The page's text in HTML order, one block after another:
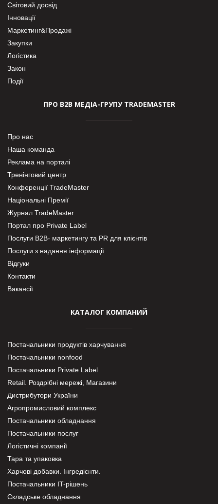
Світовий досвід
Інновації
Маркетинг&Продажі
Закупки
Логістика
Закон
Події
ПРО В2В МЕДІА-ГРУПУ TRADEMASTER
Про нас
Наша команда
Реклама на порталі
Тренінговий центр
Конференції TradeMaster
Національні Премії
Журнал TradeMaster
Портал про Private Label
Послуги В2В- маркетингу та PR для клієнтів
Послуги з надання інформації
Відгуки
Контакти
Вакансії
КАТАЛОГ КОМПАНИЙ
Постачальники продуктів харчування
Постачальники nonfood
Постачальники Private Label
Retail. Роздрібні мережі, Магазини
Дистрибутори України
Агропромисловий комплекс
Постачальники обладнання
Постачальники послуг
Логістичні компанії
Тара та упаковка
Харчові добавки. Інгредієнти.
Постачальники IT-рішень
Складське обладнання